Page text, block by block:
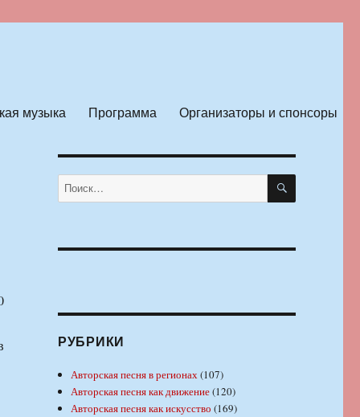
музыка Программа Организаторы и спонсоры
Искать: ПОИСК
РУБРИКИ
Авторская песня в регионах(107)
Авторская песня как движение(120)
Авторская песня как искусство (169)